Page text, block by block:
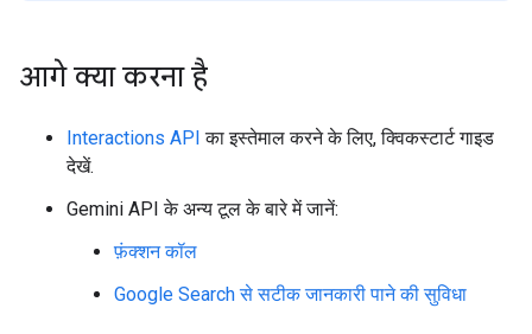
आगे क्या करना है
Interactions API का इस्तेमाल करने के लिए, क्विकस्टार्ट गाइड
देखें.
Gemini API के अन्य टूल के बारे में जानें:
फ़ंक्शन कॉल
Google Search से सटीक जानकारी पाने की सुविधा